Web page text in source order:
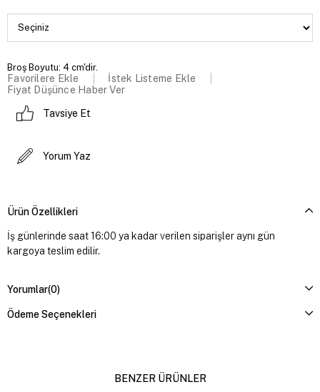
Broş Boyutu: 4 cm'dir.
Favorilere Ekle
İstek Listeme Ekle
Fiyat Düşünce Haber Ver
Tavsiye Et
Yorum Yaz
Ürün Özellikleri
İş günlerinde saat 16:00 ya kadar verilen siparişler aynı gün
kargoya teslim edilir.
Yorumlar(0)
Ödeme Seçenekleri
BENZER ÜRÜNLER